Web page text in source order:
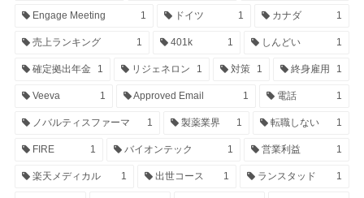
Engage Meeting 1 ドイツ 1 カナダ 1
売上ランキング 1 401k 1 しんどい 1
確定拠出年金 1 リジェネロン 1 対策 1 終身雇用 1
Veeva 1 Approved Email 1 電話 1
ノバルティスファーマ 1 製薬業界 1 転職しない 1
FIRE 1 バイオンテック 1 営業利益 1
楽天メディカル 1 出世コース 1 ランスタッド 1